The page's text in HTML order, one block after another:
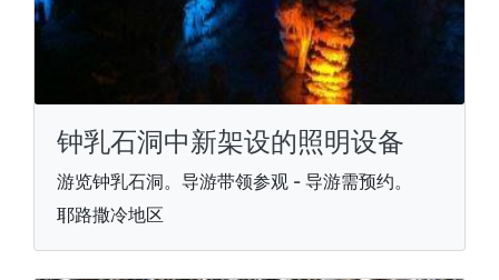
钟乳石洞中新架设的照明设备
游览钟乳石洞。导游带领参观 - 导游需预约。
耶路撒冷地区